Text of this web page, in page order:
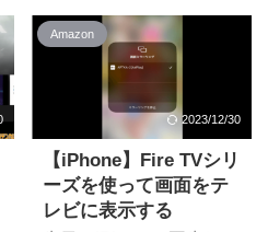
Kindle Unlimited、
Amazon Music Unlimited
などのキャンペーン セー
ルサイト：2024 Amazon
初売り | いい一年を、笑
顔ではじめよう。 こちら
の ...
者を乗り換えるMNP。
2023年5月より「MNPワ
ンストップ」が利用可能
となり、MNPの手続きを
より楽に行えるようにな
りました。 >> 総務省 |
携帯電話ポータルサイト
｜Q1.電話番号を変えず
に乗り換えられるの？ 今
回は MNPワンストップ
Amazon
2023/12/30
【iPhone】Fire TVシリ
ーズを使って画面をテ
レビに表示する